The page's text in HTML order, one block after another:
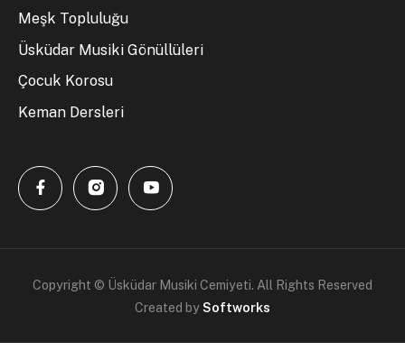
Meşk Topluluğu
Üsküdar Musiki Gönüllüleri
Çocuk Korosu
Keman Dersleri
Copyright © Üsküdar Musiki Cemiyeti. All Rights Reserved
Created bySoftworks